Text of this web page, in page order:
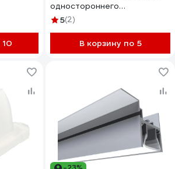
10
одностороннего
светодиодного неона 09-46
5(2)
В корзину по 5